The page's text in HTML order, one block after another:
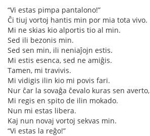
“Vi estas pimpa pantalono!”
Ĉi tiuj vortoj hantis min por mia tota vivo.
Mi ne skias kio alportis tio al min.
Sed ili bezonis min.
Sed sen min, ili neniaĵojn estis.
Mi estis esenca, sed ne amiĝis.
Tamen, mi travivis.
Mi vidigis ilin kio mi povis fari.
Nur ĉar la sovaĝa ĉevalo kuras sen averto,
Mi regis en spito de ilin mokado.
Nun mi estas libera.
Kaj nun novaj vortoj sekvas min.
“Vi estas la reĝo!”